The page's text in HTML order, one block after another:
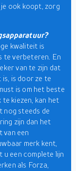
je ook koopt, zorg
kwaliteit is
te verbeteren. En
van te zijn dat
is door ze te
is om het beste
kiezen, kan het
nog steeds de
zijn dan het
van een
merk kent,
u een complete lijn
als Forza,